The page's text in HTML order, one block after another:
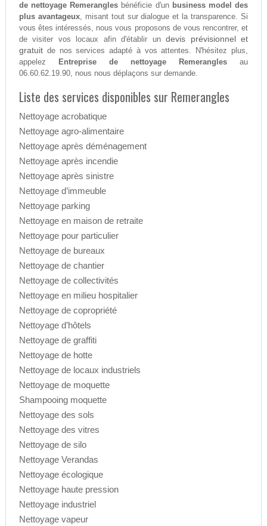
de nettoyage Remerangles bénéficie d'un business model des
plus avantageux, misant tout sur dialogue et la transparence. Si
vous êtes intéressés, nous vous proposons de vous rencontrer, et
de visiter vos locaux afin d'établir undevis prévisionnel et
gratuitde nos services adapté à vos attentes. N'hésitez plus,
appelez
Entreprise de nettoyage Remerangles au
06.60.62.19.90, nous nous déplaçons sur demande.
Liste des services disponibles sur Remerangles
Nettoyage acrobatique
Nettoyage agro-alimentaire
Nettoyage après déménagement
Nettoyage après incendie
Nettoyage après sinistre
Nettoyage d’immeuble
Nettoyage parking
Nettoyage en maison de retraite
Nettoyage pour particulier
Nettoyage de bureaux
Nettoyage de chantier
Nettoyage de collectivités
Nettoyage en milieu hospitalier
Nettoyage de copropriété
Nettoyage d’hôtels
Nettoyage de graffiti
Nettoyage de hotte
Nettoyage de locaux industriels
Nettoyage de moquette
Shampooing moquette
Nettoyage des sols
Nettoyage des vitres
Nettoyage de silo
Nettoyage Verandas
Nettoyage écologique
Nettoyage haute pression
Nettoyage industriel
Nettoyage vapeur